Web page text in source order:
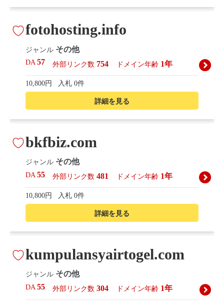
詳細を見る
fotohosting.info
ジャンル その他
DA57 外部リンク数 754 ドメイン年齢 1年
10,800円 入札 0件
詳細を見る
bkfbiz.com
ジャンル その他
DA55 外部リンク数 481 ドメイン年齢 1年
10,800円 入札 0件
kumpulansyairtogel.com
ジャンル その他
DA55 外部リンク数 304 ドメイン年齢 1年